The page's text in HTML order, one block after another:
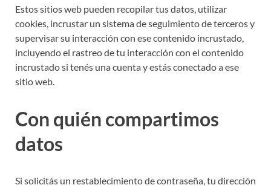
Estos sitios web pueden recopilar tus datos, utilizar
cookies, incrustar un sistema de seguimiento de terceros y
supervisar su interacción con ese contenido incrustado,
incluyendo el rastreo de tu interacción con el contenido
incrustado si tenés una cuenta y estás conectado a ese
sitio web.
Con quién compartimos
datos
Si solicitás un restablecimiento de contraseña, tu dirección